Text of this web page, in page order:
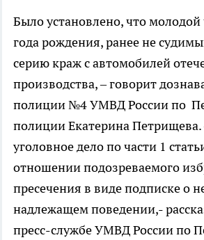
Было установлено, что молодой
года рождения, ранее не
серию краж с автомобилей
производства, – говорит
полиции №4 УМВД России по
полиции Екатерина
уголовное дело по части 1
отношении подозреваемого
пресечения в виде подписке о
надлежащем поведении,-
пресс-службе УМВД России по